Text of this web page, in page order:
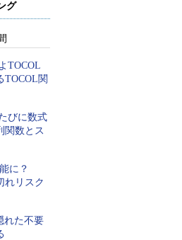
グ
TOCOL
関
びに数式
関数とス
能に？
れリスク
れた不要